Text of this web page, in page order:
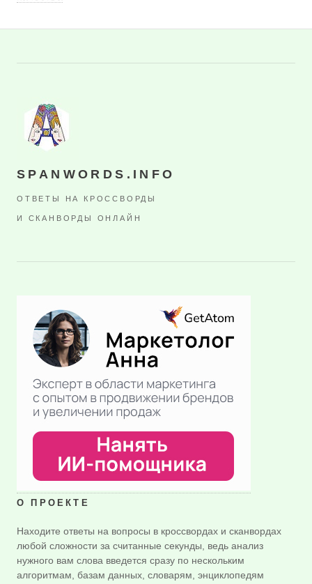
SPANWORDS.INFO
ОТВЕТЫ НА КРОССВОРДЫ
И СКАНВОРДЫ ОНЛАЙН
О ПРОЕКТЕ
Находите ответы на вопросы в кроссвордах и сканвордах
любой сложности за считанные секунды, ведь анализ
нужного вам слова введется сразу по нескольким
алгоритмам, базам данных, словарям, энциклопедям